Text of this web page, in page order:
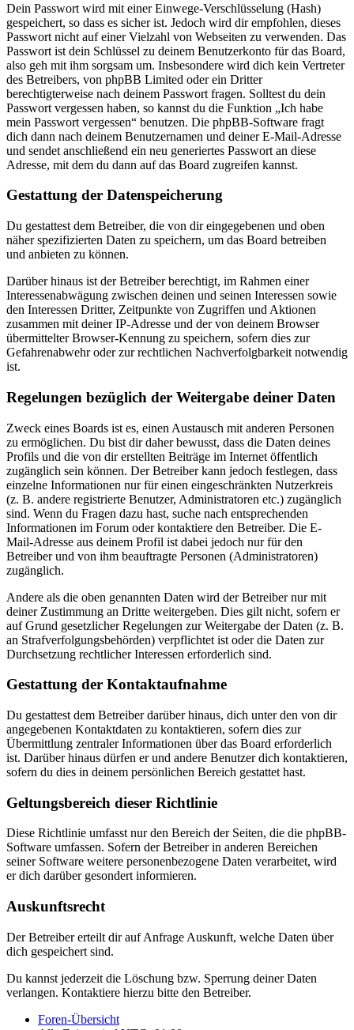
Dein Passwort wird mit einer Einwege-Verschlüsselung (Hash)
gespeichert, so dass es sicher ist. Jedoch wird dir empfohlen, dieses
Passwort nicht auf einer Vielzahl von Webseiten zu verwenden. Das
Passwort ist dein Schlüssel zu deinem Benutzerkonto für das Board,
also geh mit ihm sorgsam um. Insbesondere wird dich kein Vertreter
des Betreibers, von phpBB Limited oder ein Dritter
berechtigterweise nach deinem Passwort fragen. Solltest du dein
Passwort vergessen haben, so kannst du die Funktion „Ich habe
mein Passwort vergessen“ benutzen. Die phpBB-Software fragt
dich dann nach deinem Benutzernamen und deiner E-Mail-Adresse
und sendet anschließend ein neu generiertes Passwort an diese
Adresse, mit dem du dann auf das Board zugreifen kannst.
Gestattung der Datenspeicherung
Du gestattest dem Betreiber, die von dir eingegebenen und oben
näher spezifizierten Daten zu speichern, um das Board betreiben
und anbieten zu können.
Darüber hinaus ist der Betreiber berechtigt, im Rahmen einer
Interessenabwägung zwischen deinen und seinen Interessen sowie
den Interessen Dritter, Zeitpunkte von Zugriffen und Aktionen
zusammen mit deiner IP-Adresse und der von deinem Browser
übermittelter Browser-Kennung zu speichern, sofern dies zur
Gefahrenabwehr oder zur rechtlichen Nachverfolgbarkeit notwendig
ist.
Regelungen bezüglich der Weitergabe deiner Daten
Zweck eines Boards ist es, einen Austausch mit anderen Personen
zu ermöglichen. Du bist dir daher bewusst, dass die Daten deines
Profils und die von dir erstellten Beiträge im Internet öffentlich
zugänglich sein können. Der Betreiber kann jedoch festlegen, dass
einzelne Informationen nur für einen eingeschränkten Nutzerkreis
(z. B. andere registrierte Benutzer, Administratoren etc.) zugänglich
sind. Wenn du Fragen dazu hast, suche nach entsprechenden
Informationen im Forum oder kontaktiere den Betreiber. Die E-
Mail-Adresse aus deinem Profil ist dabei jedoch nur für den
Betreiber und von ihm beauftragte Personen (Administratoren)
zugänglich.
Andere als die oben genannten Daten wird der Betreiber nur mit
deiner Zustimmung an Dritte weitergeben. Dies gilt nicht, sofern er
auf Grund gesetzlicher Regelungen zur Weitergabe der Daten (z. B.
an Strafverfolgungsbehörden) verpflichtet ist oder die Daten zur
Durchsetzung rechtlicher Interessen erforderlich sind.
Gestattung der Kontaktaufnahme
Du gestattest dem Betreiber darüber hinaus, dich unter den von dir
angegebenen Kontaktdaten zu kontaktieren, sofern dies zur
Übermittlung zentraler Informationen über das Board erforderlich
ist. Darüber hinaus dürfen er und andere Benutzer dich kontaktieren,
sofern du dies in deinem persönlichen Bereich gestattet hast.
Geltungsbereich dieser Richtlinie
Diese Richtlinie umfasst nur den Bereich der Seiten, die die phpBB-
Software umfassen. Sofern der Betreiber in anderen Bereichen
seiner Software weitere personenbezogene Daten verarbeitet, wird
er dich darüber gesondert informieren.
Auskunftsrecht
Der Betreiber erteilt dir auf Anfrage Auskunft, welche Daten über
dich gespeichert sind.
Du kannst jederzeit die Löschung bzw. Sperrung deiner Daten
verlangen. Kontaktiere hierzu bitte den Betreiber.
Foren-Übersicht